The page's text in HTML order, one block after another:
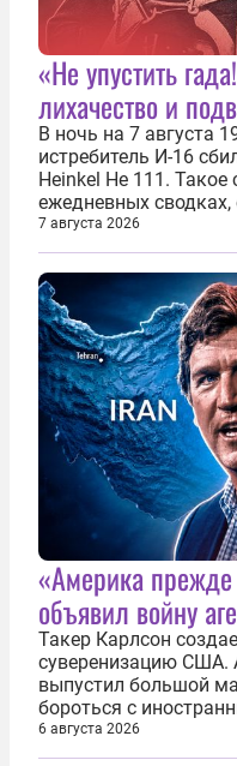
«Не упустить
лихачество и
В ночь на 7 августа
истребитель И-16
Heinkel He 111.
ежедневных сводках,
обстоятельство. Это
истории
У пилота — младшего
7 августа 2026
«Америка прежде
объявил войну
Такер Карлсон
суверенизацию США.
выпустил большой
бороться с
первую очередь
прекратить
6 августа 2026